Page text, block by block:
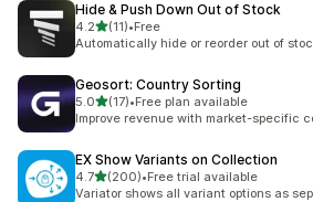
Hide & Push Down Out of Stock
4.2별 5개 중
(11)
총 리뷰 11개
•Free
Automatically hide or reorder out of
Geosort: Country Sorting
5.0별 5개 중
(17)
총 리뷰 17개
•Free plan available
Improve revenue with market-specific
EX Show Variants on Collection
4.7별 5개 중
(200)
총 리뷰 200개
•Free trial available
Variator shows all variant options as